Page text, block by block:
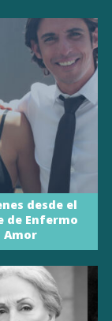
desde el
de Enfermo
Amor